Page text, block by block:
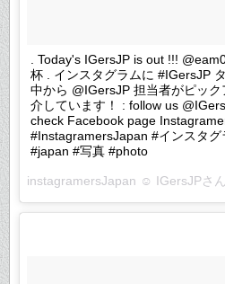
. Today's IGersJP is out !!!
杯 . インスタグラムに #IGersJP
中から @IGersJP 担当者がピッ
介しています！ : follow us
check Facebook page
#InstagramersJapan #インスタ
#japan #写真 #photo